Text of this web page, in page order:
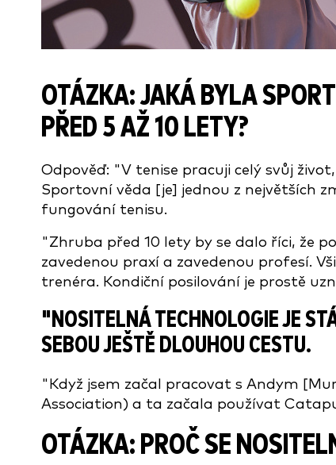
OTÁZKA: JAKÁ BYLA
PŘED 5 AŽ 10 LETY?
Odpověď: "V tenise pracuji celý svůj
Sportovní věda [je] jednou z největších
fungování tenisu.
"Zhruba před 10 lety by se dalo říci, že
zavedenou praxí a zavedenou profesí.
trenéra. Kondiční posilování je prostě
" NOSITELNÁ TECHNOLOGIE JE
SEBOU JEŠTĚ DLOUHOU CESTU.
"Když jsem začal pracovat s Andym
Association) a ta začala používat
OTÁZKA: PROČ SE